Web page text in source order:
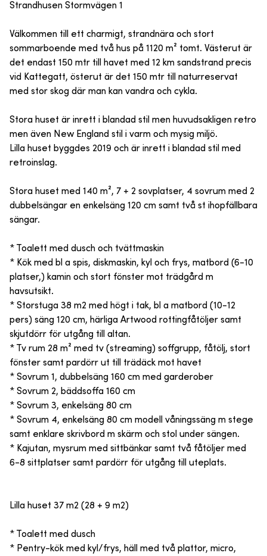
Strandhusen Stormvägen 1
Välkommen till ett charmigt, strandnära och stort
sommarboende med två hus på 1120 m² tomt. Västerut är
det endast 150 mtr till havet med 12 km sandstrand precis
vid Kattegatt, österut är det 150 mtr till naturreservat
med stor skog där man kan vandra och cykla.
Stora huset är inrett i blandad stil men huvudsakligen retro
men även New England stil i varm och mysig miljö.
Lilla huset byggdes 2019 och är inrett i blandad stil med
retroinslag.
Stora huset med 140 m², 7 + 2 sovplatser, 4 sovrum med 2
dubbelsängar en enkelsäng 120 cm samt två st ihopfällbara
sängar.
* Toalett med dusch och tvättmaskin
* Kök med bl a spis, diskmaskin, kyl och frys, matbord (6-10
platser,) kamin och stort fönster mot trädgård m
havsutsikt.
* Storstuga 38 m2 med högt i tak, bl a matbord (10-12
pers) säng 120 cm, härliga Artwood rottingfåtöljer samt
skjutdörr för utgång till altan.
* Tv rum 28 m² med tv (streaming) soffgrupp, fåtölj, stort
fönster samt pardörr ut till trädäck mot havet
* Sovrum 1, dubbelsäng 160 cm med garderober
* Sovrum 2, bäddsoffa 160 cm
* Sovrum 3, enkelsäng 80 cm
* Sovrum 4, enkelsäng 80 cm modell våningssäng m stege
samt enklare skrivbord m skärm och stol under sängen.
* Kajutan, mysrum med sittbänkar samt två fåtöljer med
6-8 sittplatser samt pardörr för utgång till uteplats.
Lilla huset 37 m2 (28 + 9 m2)
* Toalett med dusch
* Pentry-kök med kyl/frys, häll med två plattor, micro,